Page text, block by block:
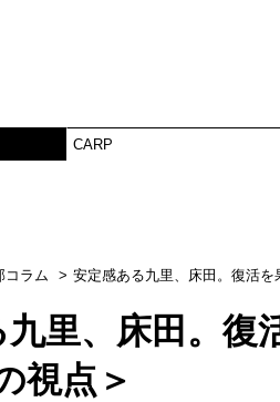
CARP
コラム 安定感ある九里、床田。復活
里、床田。復
視点＞